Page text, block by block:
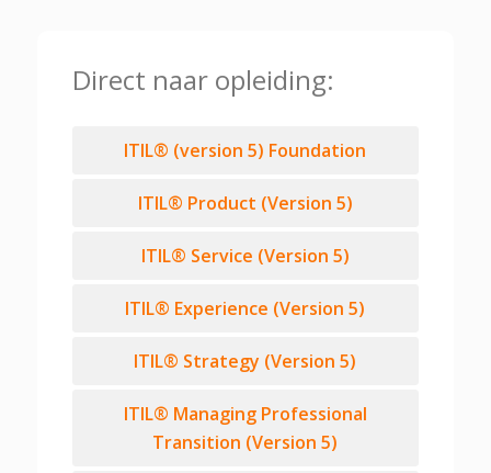
Direct naar opleiding:
ITIL® (version 5) Foundation
ITIL® Product (Version 5)
ITIL® Service (Version 5)
ITIL® Experience (Version 5)
ITIL® Strategy (Version 5)
ITIL® Managing Professional
Transition (Version 5)